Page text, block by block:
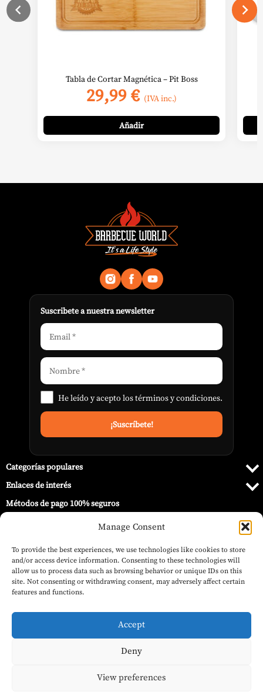
Manage Consent
To provide the best experiences, we use technologies like cookies to store
and/or access device information. Consenting to these technologies will
allow us to process data such as browsing behavior or unique IDs on this
site. Not consenting or withdrawing consent, may adversely affect certain
features and functions.
Accept
Deny
View preferences
Tabla de Cortar Magnética – Pit Boss
29,99€ (IVA inc.)
Añadir
Suscribete a nuestra newsletter
He leído y acepto lostérminos y condiciones.
Categorías populares
Enlaces de interés
Métodos de pago 100% seguros
© 2026 Barbecue World ®.